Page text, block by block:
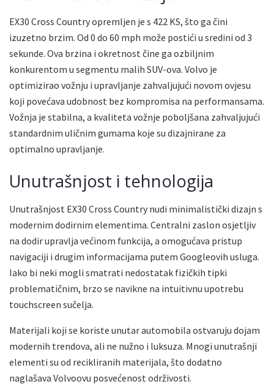
EX30 Cross Country opremljen je s 422 KS, što ga čini
izuzetno brzim. Od 0 do 60 mph može postići u sredini od 3
sekunde. Ova brzina i okretnost čine ga ozbiljnim
konkurentom u segmentu malih SUV-ova. Volvo je
optimizirao vožnju i upravljanje zahvaljujući novom ovjesu
koji povećava udobnost bez kompromisa na performansama.
Vožnja je stabilna, a kvaliteta vožnje poboljšana zahvaljujući
standardnim uličnim gumama koje su dizajnirane za
optimalno upravljanje.
Unutrašnjost i tehnologija
Unutrašnjost EX30 Cross Country nudi minimalistički dizajn s
modernim dodirnim elementima. Centralni zaslon osjetljiv
na dodir upravlja većinom funkcija, a omogućava pristup
navigaciji i drugim informacijama putem Googleovih usluga.
Iako bi neki mogli smatrati nedostatak fizičkih tipki
problematičnim, brzo se navikne na intuitivnu upotrebu
touchscreen sučelja.
Materijali koji se koriste unutar automobila ostvaruju dojam
modernih trendova, ali ne nužno i luksuza. Mnogi unutrašnji
elementi su od recikliranih materijala, što dodatno
naglašava Volvoovu posvećenost održivosti.